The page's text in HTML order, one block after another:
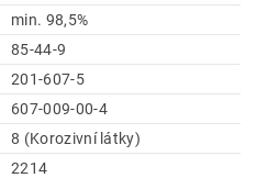
min. 98,5%
85-44-9
201-607-5
607-009-00-4
8 (Korozivní látky)
2214